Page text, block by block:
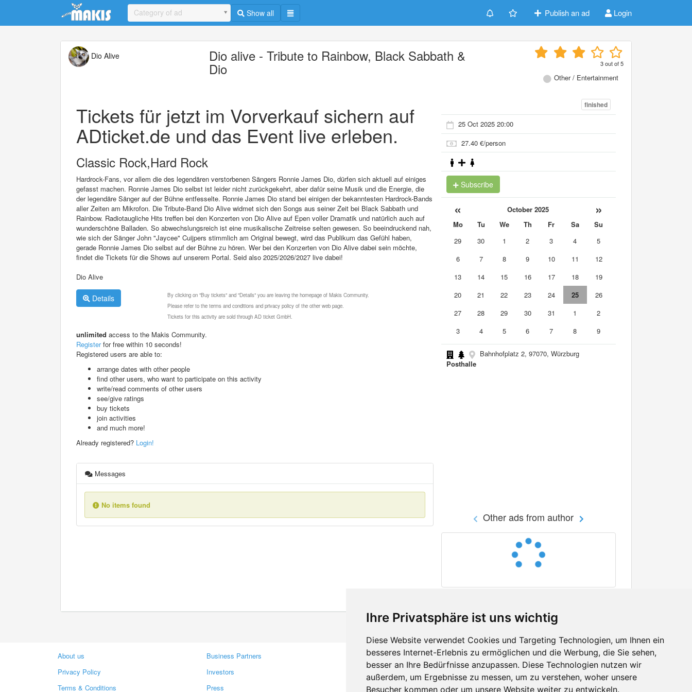
Ihre Privatsphäre ist uns wichtig
Diese Website verwendet Cookies und Targeting Technologien, um Ihnen ein
besseres Internet-Erlebnis zu ermöglichen und die Werbung, die Sie sehen,
besser an Ihre Bedürfnisse anzupassen. Diese Technologien nutzen wir
außerdem, um Ergebnisse zu messen, um zu verstehen, woher unsere
Besucher kommen oder um unsere Website weiter zu entwickeln.
Update cookies preferences
Category of ad Show all Publish an ad Login
Dio Alive Dio alive - Tribute to Rainbow, Black Sabbath &
Dio 3out of5
Other / Entertainment
Tickets für jetzt im Vorverkauf sichern auf
ADticket.de und das Event live erleben.
Classic Rock,Hard Rock
Hardrock-Fans, vor allem die des legendären verstorbenen Sängers Ronnie James Dio, dürfen sich aktuell auf einiges
gefasst machen. Ronnie James Dio selbst ist leider nicht zurückgekehrt, aber dafür seine Musik und die Energie, die
der legendäre Sänger auf der Bühne entfesselte. Ronnie James Dio stand bei einigen der bekanntesten Hardrock-Bands
aller Zeiten am Mikrofon. Die Tribute-Band Dio Alive widmet sich den Songs aus seiner Zeit bei Black Sabbath und
Rainbow. Radiotaugliche Hits treffen bei den Konzerten von Dio Alive auf Epen voller Dramatik und natürlich auch auf
wunderschöne Balladen. So abwechslungsreich ist eine musikalische Zeitreise selten gewesen. So beeindruckend nah,
wie sich der Sänger John "Jaycee" Cuijpers stimmlich am Original bewegt, wird das Publikum das Gefühl haben,
gerade Ronnie James Dio selbst auf der Bühne zu hören. Wer bei den Konzerten von Dio Alive dabei sein möchte,
findet die Tickets für die Shows auf unserem Portal. Seid also 2025/2026/2027 live dabei!
Dio Alive
Details
By clicking on "Buy tickets" and "Details" you are leaving the homepage of Makis Community.
Please refer to the terms and conditions and privacy policy of the other web page.
Tickets for this activity are sold through AD ticket GmbH.
unlimited access to the Makis Community.
Registerfor free within 10 seconds!
Registered users are able to:
arrange dates with other people
find other users, who want to participate on this activity
write/read comments of other users
see/give ratings
buy tickets
join activities
and much more!
Already registered? Login!
Messages
No items found
finished
25 Oct 2025 20:00
27.40 €/person
Subscribe
« October 2025 »
Mo Tu We Th Fr Sa
Su
29
30 1 2 3 4
5
6
7 8 9 10 11
12
13
14 15 16 17 18
19
20
21 22 23 24 25
26
27
28 29 30 31 1
2
3
4 5 6 7 8 9
Bahnhofplatz 2, 97070, Würzburg
Posthalle
Other ads from author
About us
Privacy Policy
Terms & Conditions
Business Partners
Investors
Press
Contacts
Feedback
Report A Bug
Facebook
Twitter
YouTube